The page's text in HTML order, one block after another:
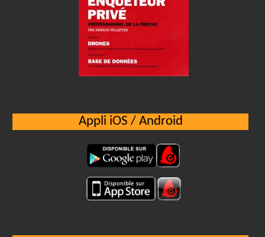
Appli iOS / Android